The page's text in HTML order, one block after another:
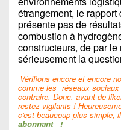
étrangement, le
présente pas de
combustion à
constructeurs, de par
sérieusement la
Vérifions encore et encore
comme les réseaux
contraire. Donc, avant de
restez vigilants !
c'est beaucoup plus simple,
abonnant !